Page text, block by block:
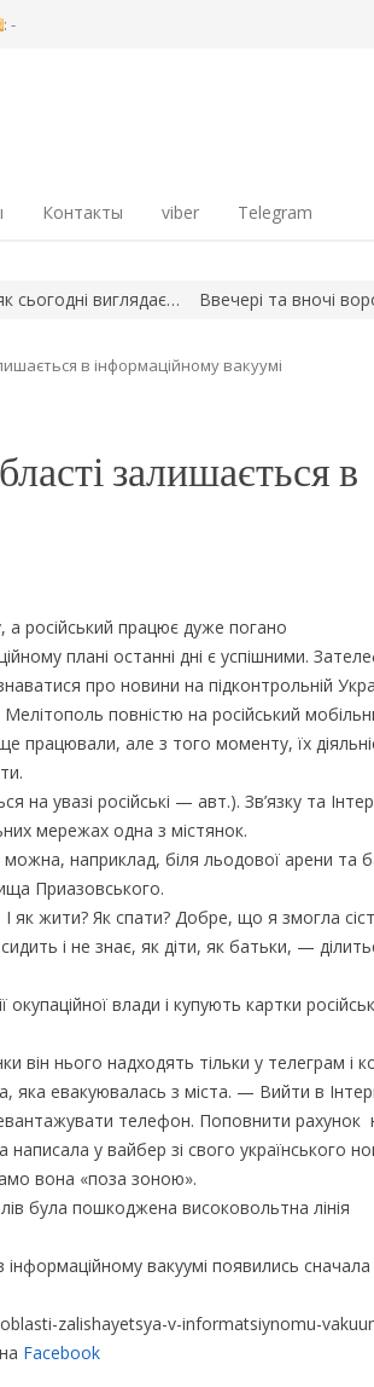
: -
Контакты viber Telegram
виглядає… Ввечері та вночі ворог
в інформаційному вакуумі
залишається в
а російський працює дуже погано
плані останні дні є успішними.
про новини на підконтрольній
повністю на російський
працювали, але з того моменту, їх
увазі російські — авт.). Зв’язку та
мережах одна з містянок.
наприклад, біля льодової арени та
Приазовського.
як жити? Як спати? Добре, що я змогла
і не знає, як діти, як батьки, —
влади і купують картки
він нього надходять тільки у телеграм і
евакуювалась з міста. — Вийти в
телефон. Поповнити
у вайбер зі свого українського
вона «поза зоною».
була пошкоджена високовольтна лінія
вакуумі появились
zalishayetsya-v-informatsiynomu-
Facebook